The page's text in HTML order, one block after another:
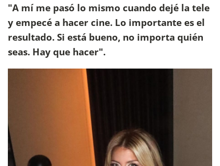
"A mí me pasó lo mismo cuando dejé la tele
y empecé a hacer cine. Lo importante es el
resultado. Si está bueno, no importa quién
seas. Hay que hacer".